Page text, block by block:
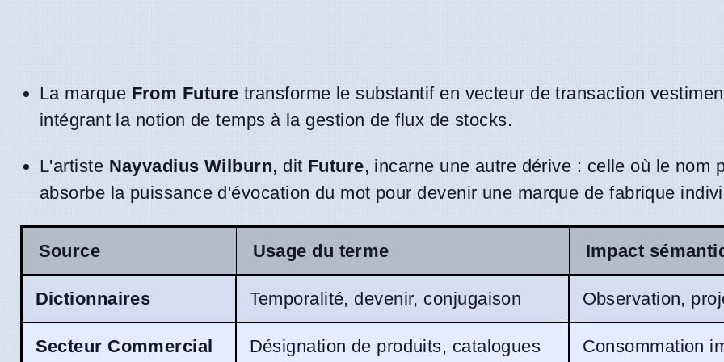
La marque From Future transforme le substantif en vecteur de transaction
intégrant la notion de temps à la gestion de flux de stocks.
L'artiste Nayvadius Wilburn, dit Future, incarne une autre dérive : celle où le nom
absorbe la puissance d'évocation du mot pour devenir une marque de fabrique
Source Usage du terme Impact
Dictionnaires Temporalité, devenir, conjugaison Observation,
Secteur Commercial Désignation de produits, catalogues Consommation